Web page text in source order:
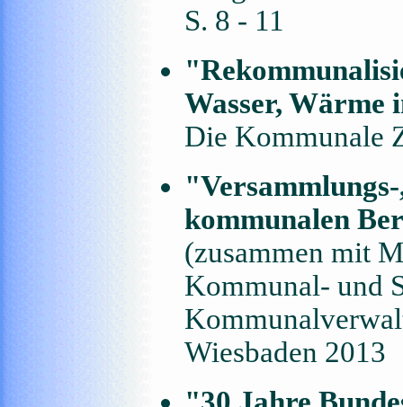
S. 8 - 11
Wasser, Wärme
Die Kommunale
kommunalen
(zusammen mit
Kommunal- und
Wiesbaden 2013